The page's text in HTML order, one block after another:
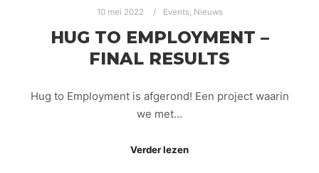
10 mei 2022 Events, Nieuws
HUG TO EMPLOYMENT –
FINAL RESULTS
Hug to Employment is afgerond! Een project waarin
we met…
Verder lezen